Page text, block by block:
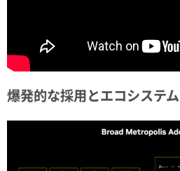
爆発的な採用とエコシステム